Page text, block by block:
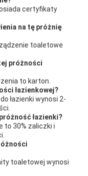
certyfikaty
na tę próżnię
toaletowe
próżności
to karton.
łazienkowej?
łazienki wynosi 2-
łazienki?
to 30% zaliczki i
toaletowej wynosi